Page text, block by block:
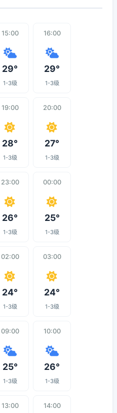
15:00
29°
1-3级
16:00
29°
1-3级
19:00
28°
1-3级
20:00
27°
1-3级
23:00
26°
1-3级
00:00
25°
1-3级
02:00
24°
1-3级
03:00
24°
1-3级
09:00
25°
1-3级
10:00
26°
1-3级
13:00 14:00